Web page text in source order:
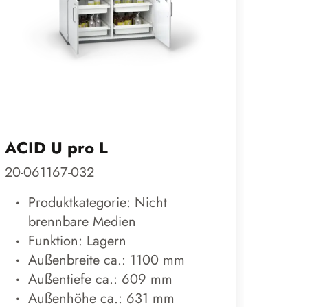
ACID U pro L
20-061167-032
Produktkategorie: Nicht
brennbare Medien
Funktion: Lagern
Außenbreite ca.: 1100 mm
Außentiefe ca.: 609 mm
Außenhöhe ca.: 631 mm